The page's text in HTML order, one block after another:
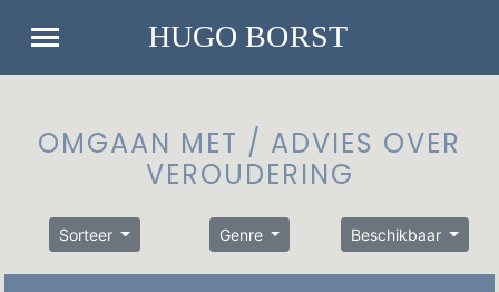
OMGAAN MET / ADVIES OVER
VEROUDERING
Sorteer Genre Beschikbaar